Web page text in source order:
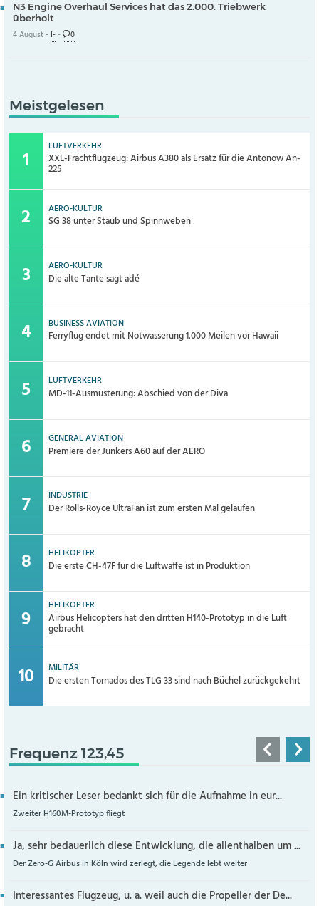
N3 Engine Overhaul Services hat das 2.000. Triebwerk
überholt
4 August - I-- 0
Meistgelesen
LUFTVERKEHR
XXL-Frachtflugzeug: Airbus A380 als Ersatz für die Antonow An-
225
AERO-KULTUR
SG 38 unter Staub und Spinnweben
AERO-KULTUR
Die alte Tante sagt adé
BUSINESS AVIATION
Ferryflug endet mit Notwasserung 1.000 Meilen vor Hawaii
LUFTVERKEHR
MD-11-Ausmusterung: Abschied von der Diva
GENERAL AVIATION
Premiere der Junkers A60 auf der AERO
INDUSTRIE
Der Rolls-Royce UltraFan ist zum ersten Mal gelaufen
HELIKOPTER
Die erste CH-47F für die Luftwaffe ist in Produktion
HELIKOPTER
Airbus Helicopters hat den dritten H140-Prototyp in die Luft
gebracht
MILITÄR
Die ersten Tornados des TLG 33 sind nach Büchel zurückgekehrt
Frequenz 123,45
Ein kritischer Leser bedankt sich für die Aufnahme in eur...
Zweiter H160M-Prototyp fliegt
Ja, sehr bedauerlich diese Entwicklung, die allenthalben um ...
Der Zero-G Airbus in Köln wird zerlegt, die Legende lebt weiter
Interessantes Flugzeug, u. a. weil auch die Propeller der De...